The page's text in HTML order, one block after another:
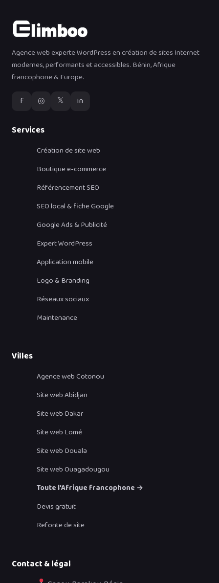
Agence web experte WordPress en création de sites Internet
modernes, performants et accessibles. Bénin, Afrique
francophone & Europe.
f ◎ 𝕏 in
Services
Création de site web
Boutique e-commerce
Référencement SEO
SEO local & fiche Google
Google Ads & Publicité
Expert WordPress
Application mobile
Logo & Branding
Réseaux sociaux
Maintenance
Villes
Agence web Cotonou
Site web Abidjan
Site web Dakar
Site web Lomé
Site web Douala
Site web Ouagadougou
Toute l'Afrique francophone →
Devis gratuit
Refonte de site
Contact & légal